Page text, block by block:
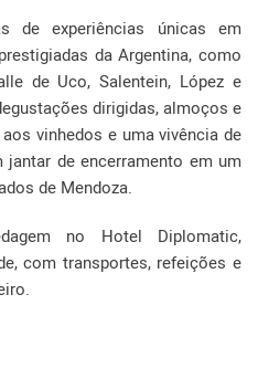
de experiências únicas em
da Argentina, como
de Uco, Salentein, López e
dirigidas, almoços e
vinhedos e uma vivência de
de encerramento em um
de Mendoza.
no Hotel Diplomatic,
com transportes, refeições e